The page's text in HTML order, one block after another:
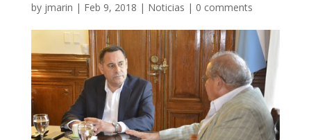
by jmarin | Feb 9, 2018 | Noticias | 0 comments